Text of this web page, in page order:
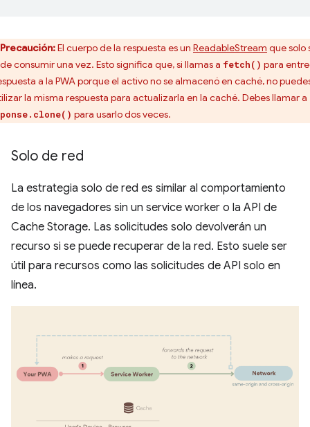
Precaución:El cuerpo de la respuesta es un ReadableStream que solo
consumir una vez. Esto significa que, si llamas a fetch() para
a la PWA porque el activo no se almacenó en caché, no
la misma respuesta para actualizarla en la caché. Debes llamar a
para usarlo dos veces.
Solo de red
La estrategia solo de red es similar al comportamiento
de los navegadores sin un service worker o la API de
Cache Storage. Las solicitudes solo devolverán un
recurso si se puede recuperar de la red. Esto suele ser
útil para recursos como las solicitudes de API solo en
línea.